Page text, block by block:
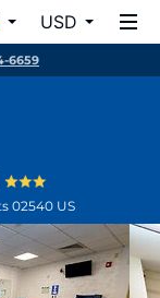
USD
6659
02540 US